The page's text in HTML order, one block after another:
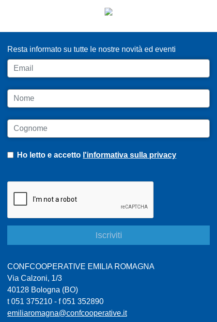
Resta informato su tutte le nostre novità ed eventi
Email
Nome
Cognome
Ho letto e accetto l'informativa sulla privacy
CONFCOOPERATIVE EMILIA ROMAGNA
Via Calzoni, 1/3
40128 Bologna (BO)
t 051 375210 - f 051 352890
emiliaromagna@confcooperative.it